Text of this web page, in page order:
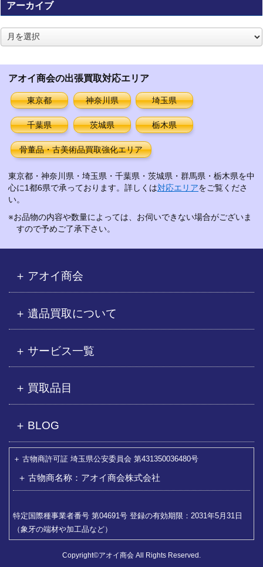
アーカイブ
ア
ー
アオイ商会の出張買取対応エリア
東京都 神奈川県 埼玉県
千葉県 茨城県 栃木県
骨董品・古美術品買取強化エリア
東京都・神奈川県・埼玉県・千葉県・茨城県・群馬県・栃木県を中
心に1都6県で承っております。詳しくは対応エリアをご覧くださ
い。
※お品物の内容や数量によっては、お伺いできない場合がございま
すので予めご了承下さい。
アオイ商会
遺品買取について
サービス一覧
買取品目
BLOG
古物商許可証 埼玉県公安委員会 第431350036480号
古物商名称：アオイ商会株式会社
特定国際種事業者番号 第04691号 登録の有効期限：2031年5月31日
（象牙の端材や加工品など）
Copyright©アオイ商会 All Rights Reserved.